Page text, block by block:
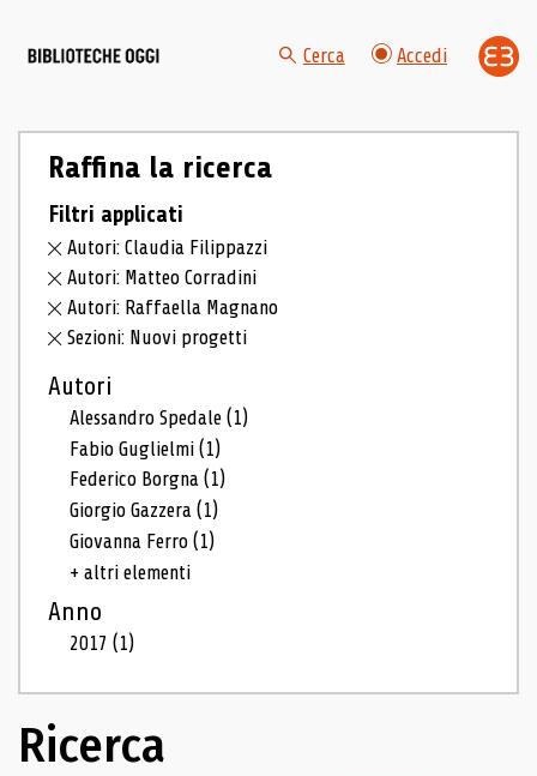
Cerca Accedi
Raffina la ricerca
Filtri applicati
Autori: Claudia Filippazzi
Autori: Matteo Corradini
Autori: Raffaella Magnano
Sezioni: Nuovi progetti
Autori
Alessandro Spedale(1)
Fabio Guglielmi(1)
Federico Borgna(1)
Giorgio Gazzera(1)
Giovanna Ferro(1)
+ altri elementi
Anno
2017(1)
Ricerca